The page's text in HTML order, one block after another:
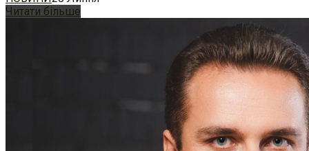
Читати більше